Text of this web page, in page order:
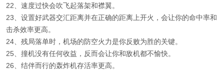
22、速度过快会吹飞起落架和襟翼。
23、设置好武器交汇距离并在正确的距离上开火，会让你的命中率和
击杀效率更高。
24、残局落单时，机场的防空火力是你反败为胜的关键。
25、撞机没有任何收益，反而会让你和敌机都不愉快。
26、结伴而行的轰炸机存活率更高。